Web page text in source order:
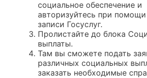
социальное обеспечение и
авторизуйтесь при помощи
записи Госуслуг.
Пролистайте до блока
выплаты.
Там вы сможете подать
различных социальных
заказать необходимые